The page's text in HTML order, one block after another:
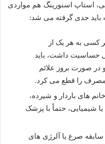
استاپ اسنورینگ هم مواردی
جدی گرفته می شد:
کسی به هر یک از
حساسیت داشت، باید
صورت بروز علائم
مصرف را قطع می کرد.
های باردار و شیرده،
شیمیایی، حتماً با پزشک
سابقه صرع یا آلرژی های